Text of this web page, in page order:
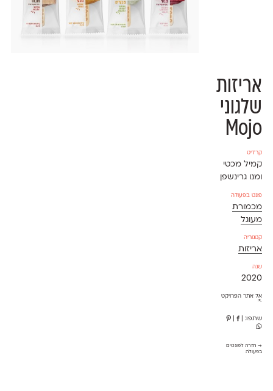
אריזות
שלגוני
Mojo
קרדיט
קמיל מכטי
ומנו גרינשפן
פונט בפעולה
מכמורת
מעוגל
קטגוריה
אריזות
שנה
2020
אל אתר הפרויקט
⇱
שתפו: |
→ חזרה לפונטים
בפעולה